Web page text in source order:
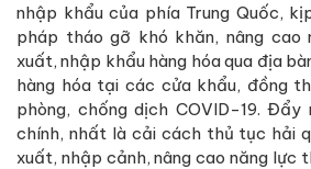
nhập khẩu của phía Trung Quốc,
pháp tháo gỡ khó khăn, nâng cao
xuất, nhập khẩu hàng hóa qua địa
hàng hóa tại các cửa khẩu, đồng
phòng, chống dịch COVID-19. Đẩy
chính, nhất là cải cách thủ tục hải
xuất, nhập cảnh, nâng cao năng lực